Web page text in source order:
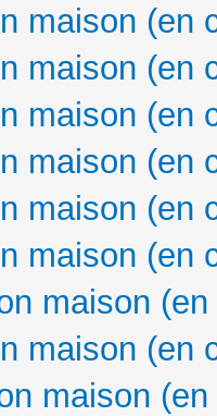
maison (en
maison (en
maison (en
maison (en
maison (en
maison (en
maison
maison (en
maison